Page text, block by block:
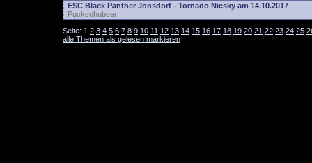
ESC Black Panther Jonsdorf - Tornado Niesky am 14.10.2017
Puckschubser
Seite: 1 2 3 4 5 6 7 8 9 10 11 12 13 14 15 16 17 18 19 20 21 22 23 24 25
alle Themen als gelesen markieren